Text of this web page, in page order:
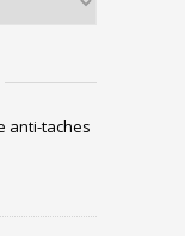
anti-taches